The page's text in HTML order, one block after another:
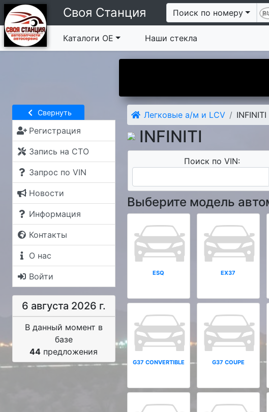
Своя Станция Поиск по номеру
Каталоги ОЕ Наши стекла
Вы у нас впервые?
Свернуть
Регистрация
Запись на СТО
Запрос по VIN
Новости
Информация
Контакты
О нас
Войти
6 августа 2026 г.
В данный момент в
базе
44 предложения
Легковые а/м и LCV INFINITI
INFINITI
Поиск по VIN:
Выберите модель
ESQ EX37
G37 CONVERTIBLE G37 COUPE